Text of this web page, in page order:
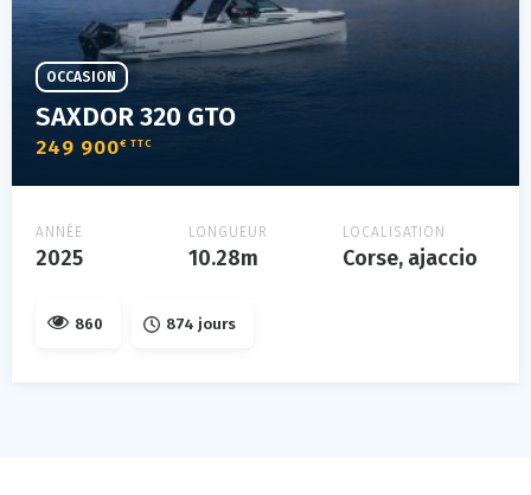
SAXDOR 320 GTO
249 900€ TTC
OCCASION
ANNÉE
2025
LONGUEUR
10.28m
LOCALISATION
Corse, ajaccio
860 874 jours